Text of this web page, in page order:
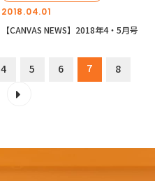
2018.04.01
【CANVAS NEWS】2018年4・5月号
4 5 6 7
8